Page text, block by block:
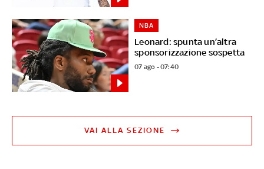
Leonard: spunta un’altra
sponsorizzazione sospetta
NBA
07 ago - 07:40
VAI ALLA SEZIONE